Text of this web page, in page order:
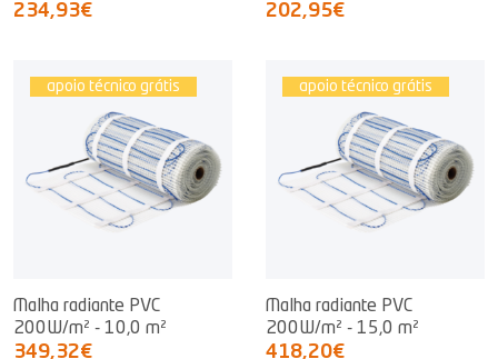
234,93€ 202,95€
apoio técnico grátis
Malha radiante PVC
200W/m² - 10,0 m²
349,32€
apoio técnico grátis
Malha radiante PVC
200W/m² - 15,0 m²
418,20€